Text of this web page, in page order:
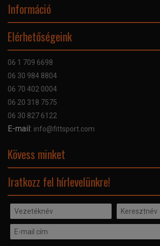
Információ
Bankkártyás fizetés
Adatvédelmi nyilatkozat
Elérhetőségeink
06 1 709 6698
06 30 984 8804
06 70 402 0004
06 20 318 7575
06 30 827 6122
E-mail: info@fittsport.com
Kövess minket
Iratkozz fel hírlevelünkre!